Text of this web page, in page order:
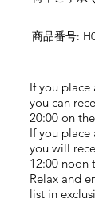
商品番号:
If you place
you can
20:00 on
If you place
you will
12:00 noon
Relax and
list in